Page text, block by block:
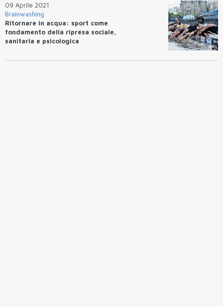
09 Aprile 2021
Brainwashing
Ritornare in acqua: sport come
fondamento della ripresa sociale,
sanitaria e psicologica